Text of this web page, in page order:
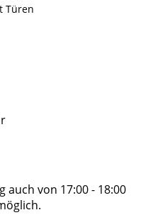
von 17:00 - 18:00